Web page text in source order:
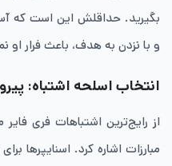
بگیرید. حداقلش این است که
و با نزدن به هدف، باعث فرار او
انتخاب اسلحه اشتباه:
از رایج‌ترین اشتباهات فری
مبارزات اشاره کرد. اسنایپرها